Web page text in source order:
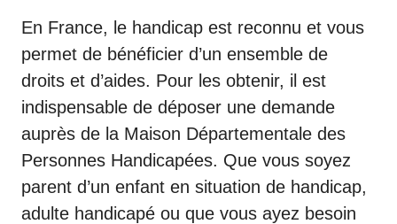
En France, le handicap est reconnu et vous
permet de bénéficier d’un ensemble de
droits et d’aides. Pour les obtenir, il est
indispensable de déposer une demande
auprès de la Maison Départementale des
Personnes Handicapées. Que vous soyez
parent d’un enfant en situation de handicap,
adulte handicapé ou que vous ayez besoin